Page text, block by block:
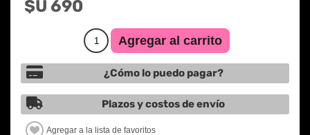
$U 690
¿Cómo lo puedo pagar?
Plazos y costos de envío